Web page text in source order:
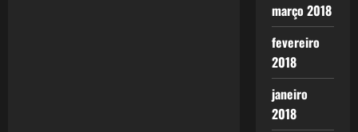
março 2018
fevereiro
2018
janeiro
2018